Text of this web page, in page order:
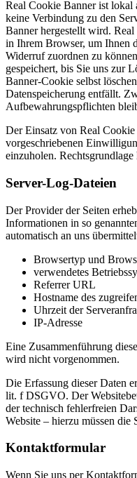
Real Cookie Banner ist lokal
keine Verbindung zu den
Banner hergestellt wird.
in Ihrem Browser, um Ihnen
Widerruf zuordnen zu
gespeichert, bis Sie uns zur
Banner-Cookie selbst
Datenspeicherung entfällt.
Aufbewahrungspflichten
Der Einsatz von Real
vorgeschriebenen
einzuholen.
Server-Log-Dateien
Der Provider der Seiten
Informationen in so
automatisch an uns
Browsertyp und
verwendetes
Referrer URL
Hostname des
Uhrzeit der
IP-Adresse
Eine Zusammenführung
wird nicht vorgenommen.
Die Erfassung dieser Daten
lit. f DSGVO. Der
der technisch fehlerfreien
Website – hierzu müssen die
Kontaktformular
Wenn Sie uns per